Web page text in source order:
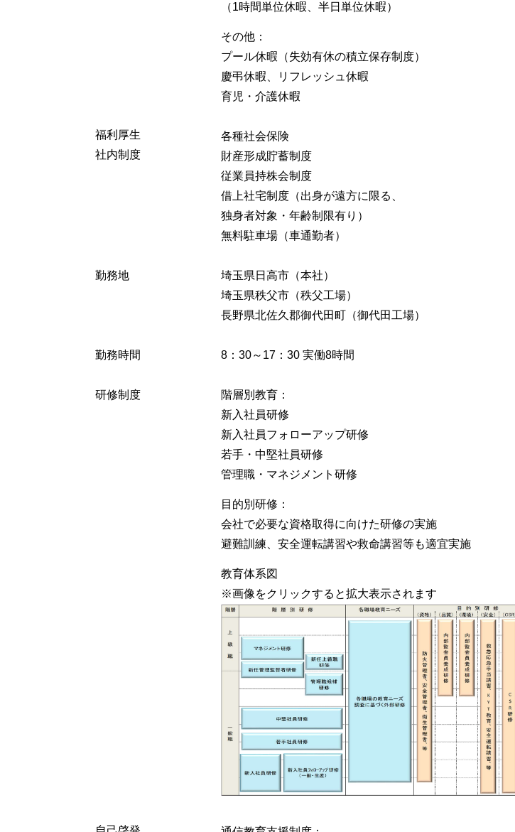
（1時間単位休暇、半日単位休暇）
その他：
プール休暇（失効有休の積立保存制度）
慶弔休暇、リフレッシュ休暇
育児・介護休暇
福利厚生
社内制度
各種社会保険
財産形成貯蓄制度
従業員持株会制度
借上社宅制度（出身が遠方に限る、
独身者対象・年齢制限有り）
無料駐車場（車通勤者）
勤務地
埼玉県日高市（本社）
埼玉県秩父市（秩父工場）
長野県北佐久郡御代田町（御代田工場）
勤務時間 8：30～17：30 実働8時間
研修制度
階層別教育：
新入社員研修
新入社員フォローアップ研修
若手・中堅社員研修
管理職・マネジメント研修
目的別研修：
会社で必要な資格取得に向けた研修の実施
避難訓練、安全運転講習や救命講習等も適宜実施
教育体系図
※画像をクリックすると拡大表示されます